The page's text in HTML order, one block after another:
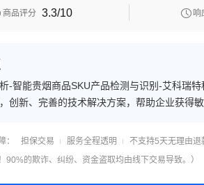
商品评分 3.3/10  响
-智能贵烟商品SKU产品检测与识别-艾科瑞
创新、完善的技术解决方案，帮助企业获得
别-艾科瑞特科技（iCREDIT），支持对目标
： 担保交易 服务全程透明
不支持5天无理由退
90%的欺诈、纠纷、资金盗取均由线下交易导致。）